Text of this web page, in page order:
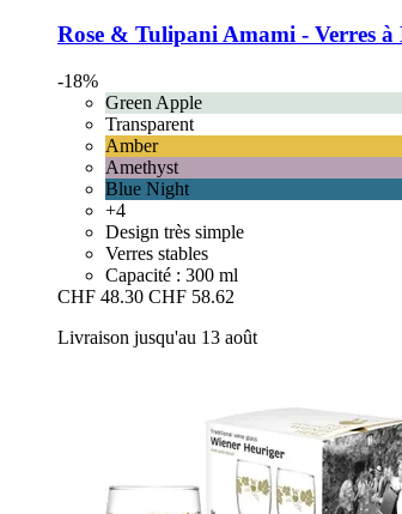
Rose & TulipaniAmami -​ Verres à
-18%
Green Apple
Transparent
Amber
Amethyst
Blue Night
+4
Design très simple
Verres stables
Capacité : 300 ml
CHF 48.30 CHF 58.62
Livraison jusqu'au 13 août